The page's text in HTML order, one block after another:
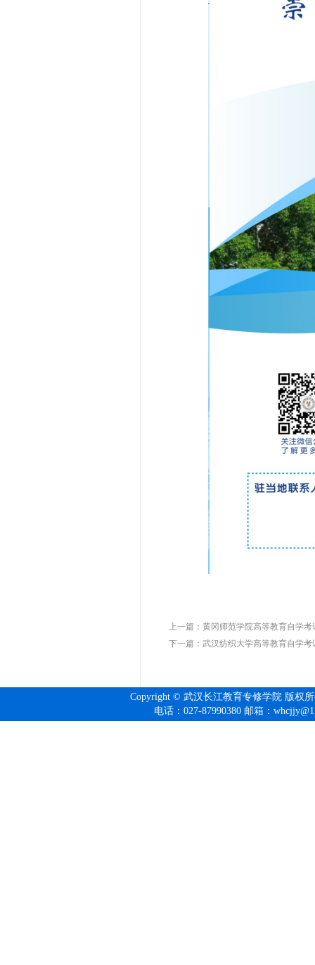
上一篇： 黄冈师范学院高等教育自学
下一篇： 武汉纺织大学高等教育自学
Copyright © 武汉长江教育专修学院 版权
电话：027-87990380 邮箱：